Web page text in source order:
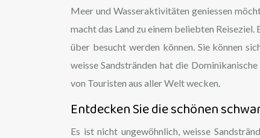
Meer und Wasseraktivitäten geniessen
macht das Land zu einem beliebten
über besucht werden können. Sie können
weisse Sandstränden hat die
von Touristen aus aller Welt wecken.
Entdecken Sie die schönen
Es ist nicht ungewöhnlich, weisse